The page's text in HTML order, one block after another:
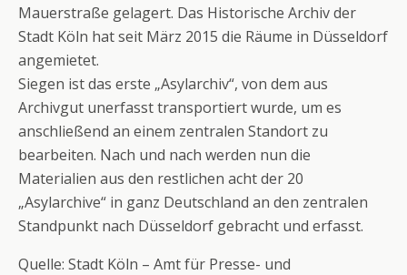
Mauerstraße gelagert. Das Historische Archiv der
Stadt Köln hat seit März 2015 die Räume in Düsseldorf
angemietet.
Siegen ist das erste „Asylarchiv“, von dem aus
Archivgut unerfasst transportiert wurde, um es
anschließend an einem zentralen Standort zu
bearbeiten. Nach und nach werden nun die
Materialien aus den restlichen acht der 20
„Asylarchive“ in ganz Deutschland an den zentralen
Standpunkt nach Düsseldorf gebracht und erfasst.
Quelle: Stadt Köln – Amt für Presse- und